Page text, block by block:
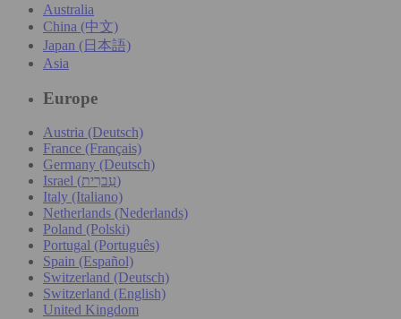
Australia
China (中文)
Japan (日本語)
Asia
Europe
Austria (Deutsch)
France (Français)
Germany (Deutsch)
Israel (עִברִית)
Italy (Italiano)
Netherlands (Nederlands)
Poland (Polski)
Portugal (Português)
Spain (Español)
Switzerland (Deutsch)
Switzerland (English)
United Kingdom